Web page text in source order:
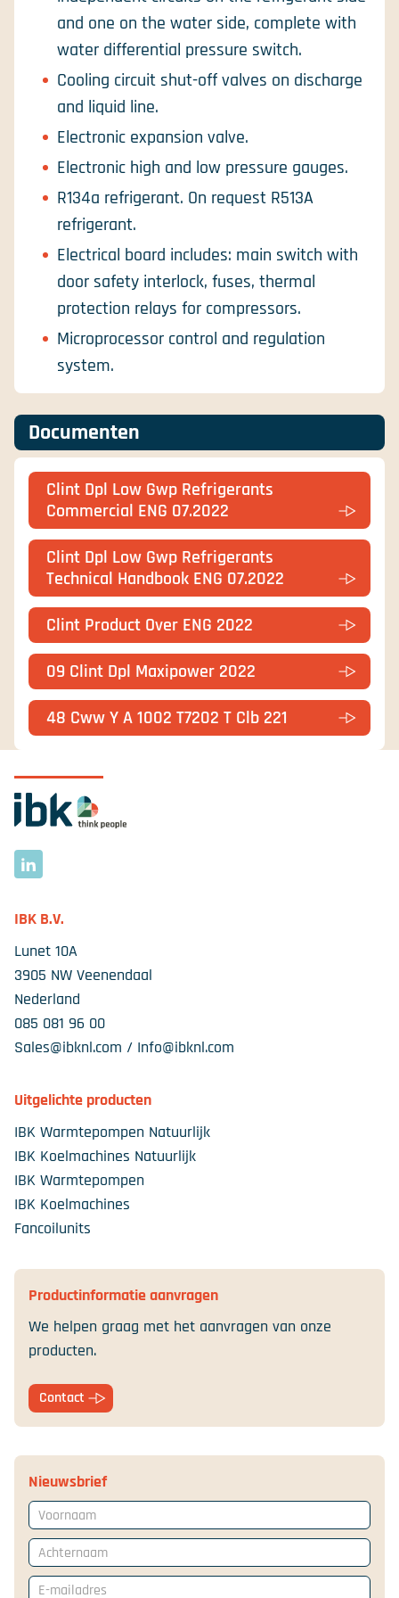
and one on the water side, complete with
water differential pressure switch.
Cooling circuit shut-off valves on discharge
and liquid line.
Electronic expansion valve.
Electronic high and low pressure gauges.
R134a refrigerant. On request R513A
refrigerant.
Electrical board includes: main switch with
door safety interlock, fuses, thermal
protection relays for compressors.
Microprocessor control and regulation
system.
Documenten
Clint Dpl Low Gwp Refrigerants
Commercial ENG 07.2022
Clint Dpl Low Gwp Refrigerants
Technical Handbook ENG 07.2022
Clint Product Over ENG 2022
09 Clint Dpl Maxipower 2022
48 Cww Y A 1002 T7202 T Clb 221
Ga naar homepage
LinkedIn
IBK B.V.
Lunet 10A
3905 NW Veenendaal
Nederland
085 081 96 00
Sales@ibknl.com / Info@ibknl.com
Uitgelichte producten
IBK Warmtepompen Natuurlijk
IBK Koelmachines Natuurlijk
IBK Warmtepompen
IBK Koelmachines
Fancoilunits
Productinformatie aanvragen
We helpen graag met het aanvragen van onze
producten.
Contact
Nieuwsbrief
Voornaam
Achternaam
E-mailadres